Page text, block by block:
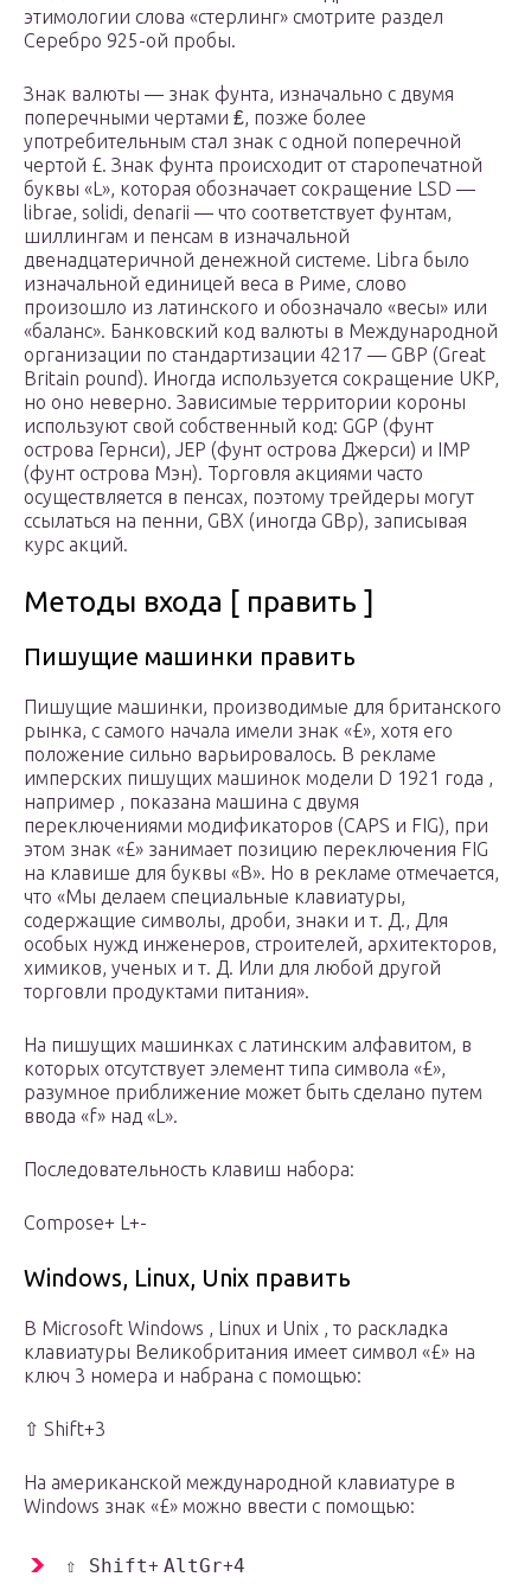
этимологии слова «стерлинг» смотрите раздел
Серебро 925-ой пробы.
Знак валюты — знак фунта, изначально с двумя
поперечными чертами ₤, позже более
употребительным стал знак с одной поперечной
чертой £. Знак фунта происходит от старопечатной
буквы «L», которая обозначает сокращение LSD —
librae, solidi, denarii — что соответствует фунтам,
шиллингам и пенсам в изначальной
двенадцатеричной денежной системе. Libra было
изначальной единицей веса в Риме, слово
произошло из латинского и обозначало «весы» или
«баланс». Банковский код валюты в Международной
организации по стандартизации 4217 — GBP (Great
Britain pound). Иногда используется сокращение UKP,
но оно неверно. Зависимые территории короны
используют свой собственный код: GGP (фунт
острова Гернси), JEP (фунт острова Джерси) и IMP
(фунт острова Мэн). Торговля акциями часто
осуществляется в пенсах, поэтому трейдеры могут
ссылаться на пенни, GBX (иногда GBp), записывая
курс акций.
Методы входа [ править ]
Пишущие машинки править
Пишущие машинки, производимые для британского
рынка, с самого начала имели знак «£», хотя его
положение сильно варьировалось. В рекламе
имперских пишущих машинок модели D 1921 года ,
например , показана машина с двумя
переключениями модификаторов (CAPS и FIG), при
этом знак «£» занимает позицию переключения FIG
на клавише для буквы «B». Но в рекламе отмечается,
что «Мы делаем специальные клавиатуры,
содержащие символы, дроби, знаки и т. Д., Для
особых нужд инженеров, строителей, архитекторов,
химиков, ученых и т. Д. Или для любой другой
торговли продуктами питания».
На пишущих машинках с латинским алфавитом, в
которых отсутствует элемент типа символа «£»,
разумное приближение может быть сделано путем
ввода «f» над «L».
Последовательность клавиш набора:
Compose+ L+-
Windows, Linux, Unix править
В Microsoft Windows , Linux и Unix , то раскладка
клавиатуры Великобритания имеет символ «£» на
ключ 3 номера и набрана с помощью:
⇧ Shift+3
На американской международной клавиатуре в
Windows знак «£» можно ввести с помощью:
⇧ Shift+ AltGr+4